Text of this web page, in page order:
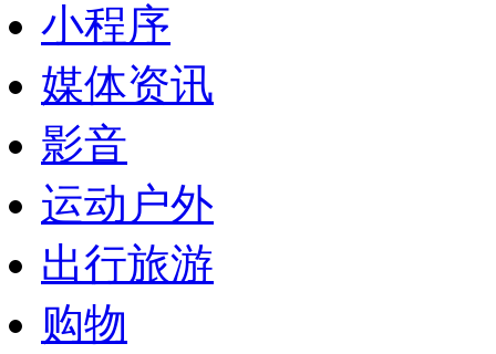
小程序
媒体资讯
影音
运动户外
出行旅游
购物